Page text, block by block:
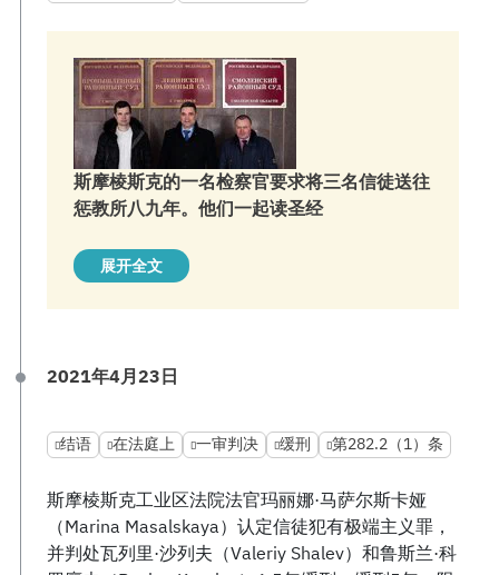
斯摩棱斯克的一名检察官要求将三名信徒送往
惩教所八九年。他们一起读圣经
展开全文
2021年4月23日
结语 在法庭上 一审判决 缓刑 第282.2（1）条
斯摩棱斯克工业区法院法官玛丽娜·马萨尔斯卡娅
（Marina Masalskaya）认定信徒犯有极端主义罪，
并判处瓦列里·沙列夫（Valeriy Shalev）和鲁斯兰·科